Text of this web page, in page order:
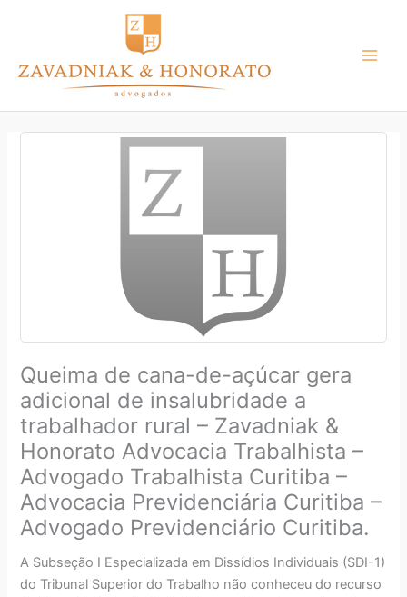
conteúdo
Queima de cana-de-açúcar gera
adicional de insalubridade a
trabalhador rural – Zavadniak &
Honorato Advocacia Trabalhista –
Advogado Trabalhista Curitiba –
Advocacia Previdenciária Curitiba –
Advogado Previdenciário Curitiba.
A Subseção I Especializada em Dissídios Individuais (SDI-1)
do Tribunal Superior do Trabalho não conheceu do recurso